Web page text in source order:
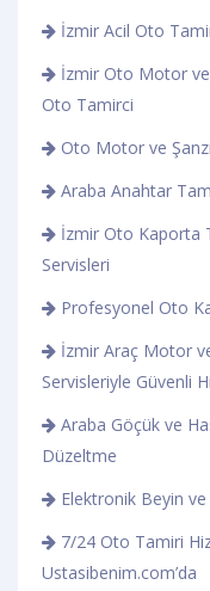
İzmir Acil Oto
İzmir Oto Motor ve
Oto Tamirci
Oto Motor ve
Araba Anahtar
İzmir Oto Kaporta
Servisleri
Profesyonel Oto
İzmir Araç Motor
Servisleriyle Güvenli
Araba Göçük ve
Düzeltme
Elektronik Beyin
7/24 Oto Tamiri
Ustasibenim.com’da